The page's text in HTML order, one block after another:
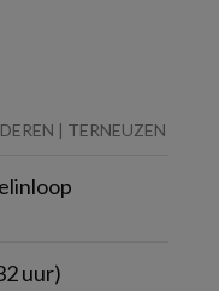
| TERNEUZEN
uur)